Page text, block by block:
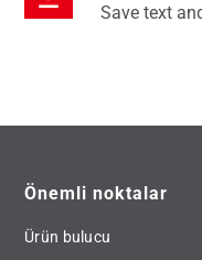
Save text
Önemli noktalar
Ürün bulucu